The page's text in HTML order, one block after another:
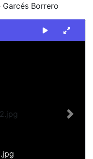
Borrero
Next